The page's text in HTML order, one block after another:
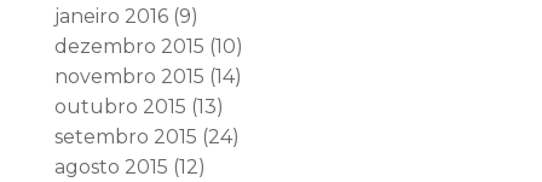
janeiro 2016(9)
dezembro 2015 (10)
novembro 2015 (14)
outubro 2015 (13)
setembro 2015 (24)
agosto 2015 (12)